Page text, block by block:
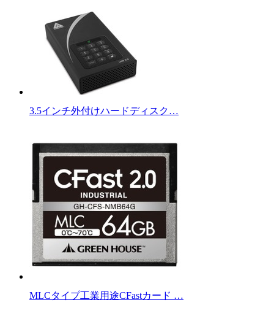
3.5インチ外付けハードディスク…
MLCタイプ工業用途CFastカード …